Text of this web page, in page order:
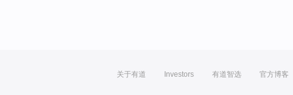
关于有道 Investors 有道智选 官方博客